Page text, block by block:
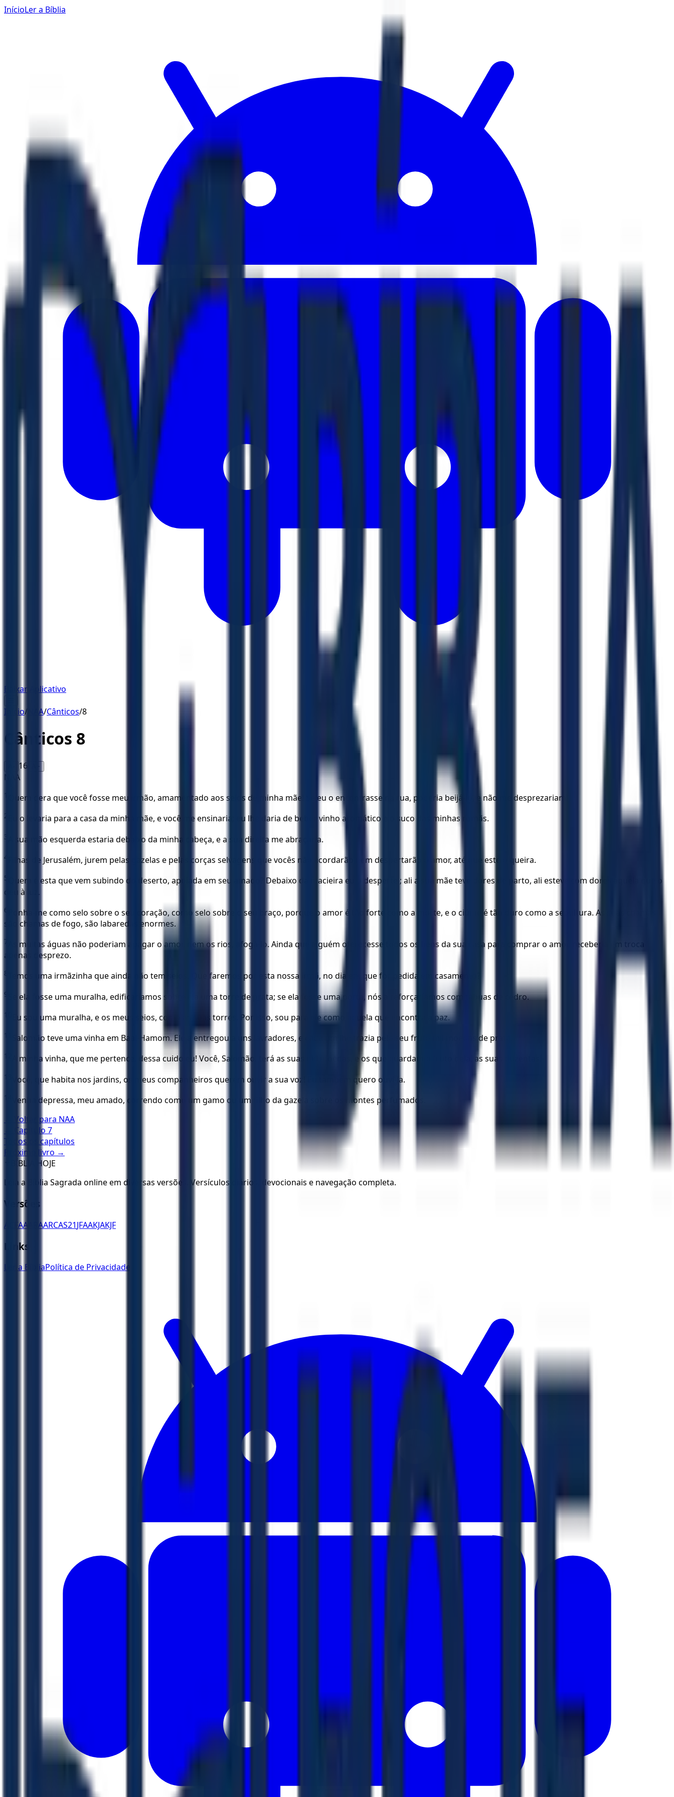
InícioLer a Bíblia
Baixar Aplicativo
Início/ NAA/Cânticos/8
Cânticos 8
16 A+
NAA
1 Quem dera que você fosse meu irmão, amamentado aos seios de minha mãe! Se eu o encontrasse na rua, poderia beijá-lo, e não me desprezariam!
2 Eu o levaria para a casa da minha mãe, e você me ensinaria; eu lhe daria de beber vinho aromático e o suco das minhas romãs.
3 A sua mão esquerda estaria debaixo da minha cabeça, e a sua direita me abraçaria.
4 Filhas de Jerusalém, jurem pelas gazelas e pelas corças selvagens que vocês não acordarão nem despertarão o amor, até que este o queira.
5
Quem é esta que vem subindo do deserto, apoiada em seu amado? Debaixo da macieira eu o despertei; ali a sua mãe teve dores de parto, ali esteve com dores aquela que o
deu à luz.
6
Ponha-me como selo sobre o seu coração, como selo sobre o seu braço, porque o amor é tão forte como a morte, e o ciúme é tão duro como a sepultura. As suas chamas
são chamas de fogo, são labaredas enormes.
7
As muitas águas não poderiam apagar o amor, nem os rios, afogá-lo. Ainda que alguém oferecesse todos os bens da sua casa para comprar o amor, receberia em troca
apenas desprezo.
8 Temos uma irmãzinha que ainda não tem seios. Que faremos por esta nossa irmã, no dia em que for pedida em casamento?
9 Se ela fosse uma muralha, edificaríamos sobre ela uma torre de prata; se ela fosse uma porta, nós a reforçaríamos com tábuas de cedro.
10 Eu sou uma muralha, e os meus seios, como as suas torres. Por isso, sou para ele como aquela que encontra a paz.
11 Salomão teve uma vinha em Baal-Hamom. Ele a entregou a uns lavradores, e cada um lhe trazia pelo seu fruto mil moedas de prata.
12 A minha vinha, que me pertence, dessa cuido eu! Você, Salomão, terá as suas mil moedas, e os que guardam o fruto dela, as suas duzentas.
13 Você, que habita nos jardins, os meus companheiros querem ouvir a sua voz! Eu também quero ouvi-la.
14
Venha depressa, meu amado, correndo como um gamo ou um filho da gazela sobre os montes perfumados.
← Voltar para NAA
← Capítulo 7
Todos os capítulos
Próximo livro →
BÍBLIA HOJE
Leia a Bíblia Sagrada online em diversas versões. Versículos diários, devocionais e navegação completa.
Versões
ACFAA ARAARCAS21JFAAKJAKJF
Links
Ler a BíbliaPolítica de Privacidade